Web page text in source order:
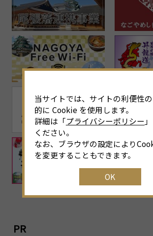
PR
当サイトでは、サイトの利便性
的に Cookie を使用します。
詳細は「プライバシーポリシー
ください。
なお、ブラウザの設定により
を変更することもできます。
OK